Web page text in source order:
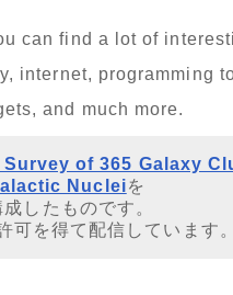
can find a lot of
internet, programming
and much more.
Survey of 365 Galaxy
Nucleiを
したものです。
可を得て配信しています。